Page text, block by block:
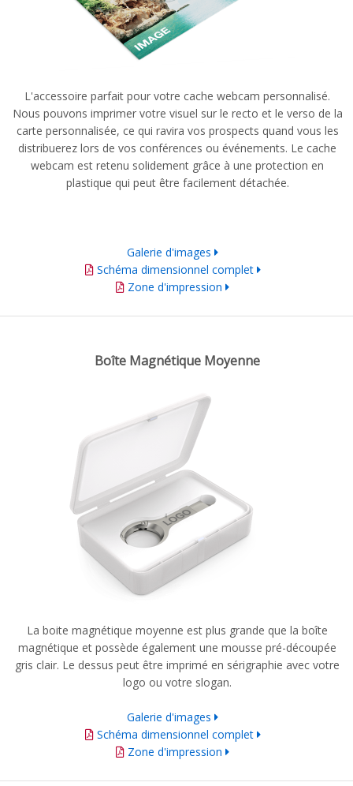
L'accessoire parfait pour votre cache webcam personnalisé.
Nous pouvons imprimer votre visuel sur le recto et le verso de la
carte personnalisée, ce qui ravira vos prospects quand vous les
distribuerez lors de vos conférences ou événements. Le cache
webcam est retenu solidement grâce à une protection en
plastique qui peut être facilement détachée.
Galerie d'images
Schéma dimensionnel complet
Zone d'impression
Boîte Magnétique Moyenne
La boite magnétique moyenne est plus grande que la boîte
magnétique et possède également une mousse pré-découpée
gris clair. Le dessus peut être imprimé en sérigraphie avec votre
logo ou votre slogan.
Galerie d'images
Schéma dimensionnel complet
Zone d'impression